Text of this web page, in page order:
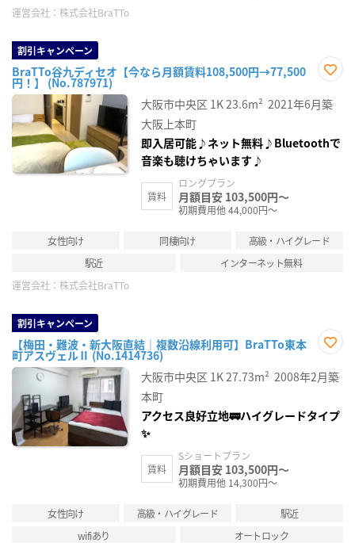
運営会社： 株式会社BraTTo
割引キャンペーン
BraTTo谷九ディセオ【今なら月額賃料108,500円→77,500
円！】 (No.787971)
に入
り登
大阪市中央区 1K23.6m² 2021年6月築
大阪上本町
即入居可能♪ネット無料♪Bluetoothで
音楽も聴けちゃいます♪
賃料
ロングプラン
月額目安 103,500円～
初期費用他 44,000円～
女性向け 同棲向け
高級・ハイグレード
駅近
インターネット無料
運営会社： 株式会社BraTTo
割引キャンペーン
【梅田・難波・新大阪直結｜複数沿線利用可】BraTTo東本
町アスヴェルⅡ (No.1414736)
に入
り登
大阪市中央区 1K27.73m² 2008年2月築
本町
アクセス良好立地🚃ハイグレードタイプ
✨
賃料
Sショートプラン
月額目安 103,500円～
初期費用他 14,300円～
女性向け 高級・ハイグレード
駅近
wifiあり
オートロック